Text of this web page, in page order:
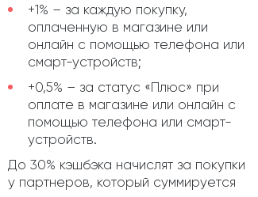
+1% – за каждую покупку,
оплаченную в магазине или
онлайн с помощью телефона или
смарт-устройств;
+0,5% – за статус «Плюс» при
оплате в магазине или онлайн с
помощью телефона или смарт-
устройств.
До 30% кэшбэка начислят за покупки
у партнеров, который суммируется